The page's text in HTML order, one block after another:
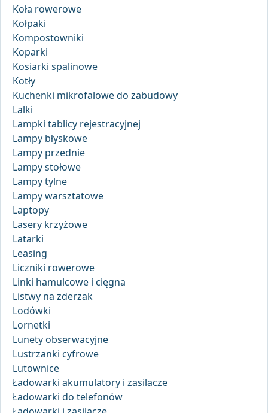
Koła rowerowe
Kołpaki
Kompostowniki
Koparki
Kosiarki spalinowe
Kotły
Kuchenki mikrofalowe do zabudowy
Lalki
Lampki tablicy rejestracyjnej
Lampy błyskowe
Lampy przednie
Lampy stołowe
Lampy tylne
Lampy warsztatowe
Laptopy
Lasery krzyżowe
Latarki
Leasing
Liczniki rowerowe
Linki hamulcowe i cięgna
Listwy na zderzak
Lodówki
Lornetki
Lunety obserwacyjne
Lustrzanki cyfrowe
Lutownice
Ładowarki akumulatory i zasilacze
Ładowarki do telefonów